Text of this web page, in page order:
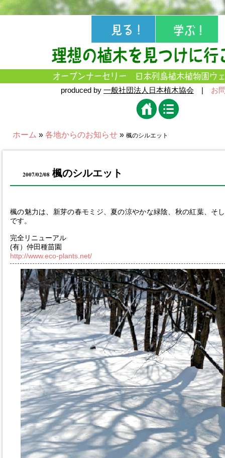
produced by 一般社団法人日本植木協会 | お
ホーム » 各地からのお知らせ » 楓のシルエット
2007/02/08 楓のシルエット
楓の魅力は、新芽の春モミジ、夏の涼やかな緑陰、秋の紅葉、そ
です。
完全リニューアル
(有）仲田種苗園
http://www.eco-plants.net/